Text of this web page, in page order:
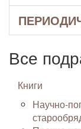
Все
Книги
Научно-